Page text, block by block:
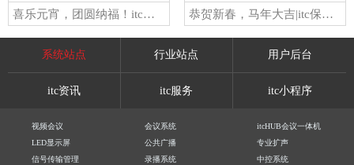
喜乐元宵，团圆纳福！itc保伦股份祝大家元宵节快乐！ 恭贺新春，马年大吉|itc保伦股份2026年春节放假通知
系统站点 行业站点 用户后台
itc资讯 itc服务 itc小程序
视频会议 会议系统
itcHUB会议一体机
LED显示屏
公共广播
专业扩声
信号传输管理
录播系统 中控系统